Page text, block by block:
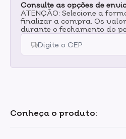
o colágeno.Sua textura ultra
de rápida absorção
hidratação intensa,
avançada e promovendo
com uma cor visivelmente
Consulte as opções de
ATENÇÃO: Selecione a
finalizar a compra. Os
durante o fechamento do
Conheça o produto: